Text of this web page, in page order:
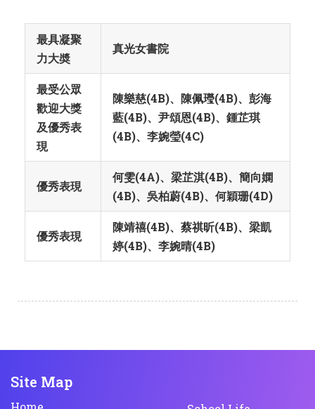
最具凝聚
力大奬
真光女書院
最受公眾
歡迎大獎
及優秀表
現
陳樂慈(4B)、陳佩㼆(4B)、彭海
藍(4B)、尹頌恩(4B)、鍾芷琪
(4B)、李婉瑩(4C)
優秀表現
何雯(4A)、梁芷淇(4B)、簡向嫻
(4B)、吳柏蔚(4B)、何穎珊(4D)
優秀表現
陳靖禧(4B)、蔡祺昕(4B)、梁凱
婷(4B)、李婉晴(4B)
Site Map